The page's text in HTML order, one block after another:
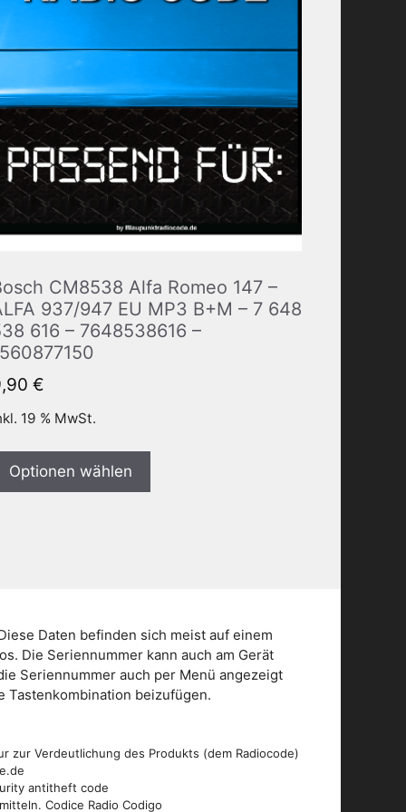
CM8538 Alfa Romeo 147 –
937/947 EU MP3 B+M – 7 648
616 – 7648538616 –
€
19 % MwSt.
Optionen wählen
Daten befinden sich meist auf einem
Die Seriennummer kann auch am Gerät
Seriennummer auch per Menü angezeigt
Tastenkombination beizufügen.
zur Verdeutlichung des Produkts (dem Radiocode)
antitheft code
Codice Radio Codigo